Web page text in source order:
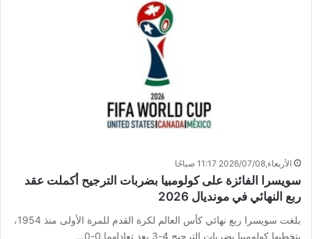
الأربعاء,2026/07/08 11:17 صباحًا
سويسرا الفائزة على كولومبيا بضربات الترجيح أكملت عقد
ربع النهائي في مونديال 2026
بلغت سويسرا ربع نهائي كأس العالم لكرة القدم للمرة الأولى منذ 1954،
بتخطيها كولومبيا بضربات الترجيح 4-3 بعد تعادلهما 0-0…